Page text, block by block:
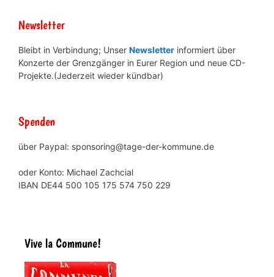
Newsletter
Bleibt in Verbindung; Unser Newsletter informiert über
Konzerte der Grenzgänger in Eurer Region und neue CD-
Projekte.(Jederzeit wieder kündbar)
Spenden
über Paypal: sponsoring@tage-der-kommune.de
oder Konto: Michael Zachcial
IBAN DE44 500 105 175 574 750 229
Vive la Commune!